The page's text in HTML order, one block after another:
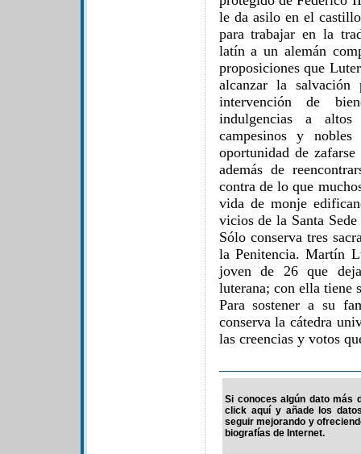
le da asilo en el
para trabajar en la
latín a un alemán
proposiciones que
alcanzar la
intervención de
indulgencias a
campesinos y
oportunidad de
además de
contra de lo que
vida de monje
vicios de la Santa
Sólo conserva tres
la Penitencia. Martín
joven de 26 que
luterana; con ella tiene
Para sostener a su
conserva la cátedra
las creencias y votos
Si conoces algún dato más
click aquí y añade los
seguir mejorando y
biografías de Internet.